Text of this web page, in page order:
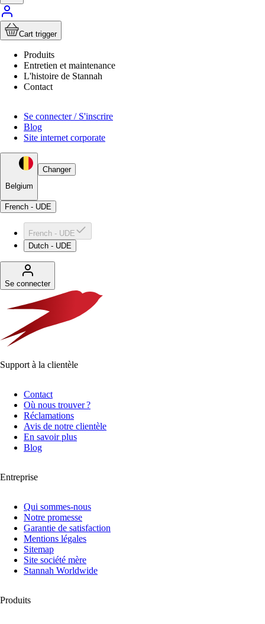
Cart trigger
Produits
Entretien et maintenance
L'histoire de Stannah
Contact
Se connecter / S'inscrire
Blog
Site internet corporate
Belgium
Changer
French - UDE
French - UDE
Dutch - UDE
Se connecter
Support à la clientèle
Contact
Où nous trouver ?
Réclamations
Avis de notre clientèle
En savoir plus
Blog
Entreprise
Qui sommes-nous
Notre promesse
Garantie de satisfaction
Mentions légales
Sitemap
Site société mère
Stannah Worldwide
Produits